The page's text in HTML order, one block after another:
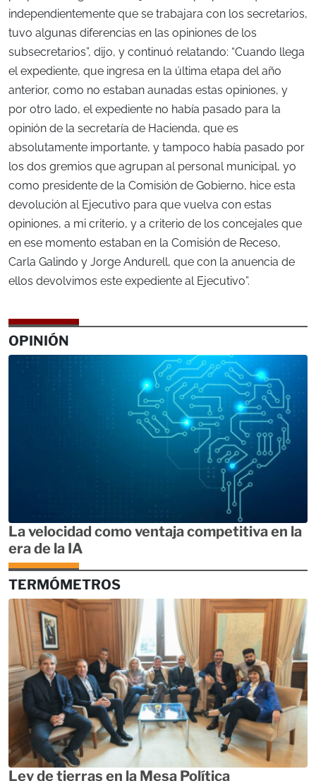
independientemente que se trabajara con los secretarios,
tuvo algunas diferencias en las opiniones de los
subsecretarios”, dijo, y continuó relatando: “Cuando llega
el expediente, que ingresa en la última etapa del año
anterior, como no estaban aunadas estas opiniones, y
por otro lado, el expediente no había pasado para la
opinión de la secretaría de Hacienda, que es
absolutamente importante, y tampoco había pasado por
los dos gremios que agrupan al personal municipal, yo
como presidente de la Comisión de Gobierno, hice esta
devolución al Ejecutivo para que vuelva con estas
opiniones, a mi criterio, y a criterio de los concejales que
en ese momento estaban en la Comisión de Receso,
Carla Galindo y Jorge Andurell, que con la anuencia de
ellos devolvimos este expediente al Ejecutivo”.
OPINIÓN
La velocidad como ventaja competitiva en la
era de la IA
TERMÓMETROS
Ley de tierras en la Mesa Política